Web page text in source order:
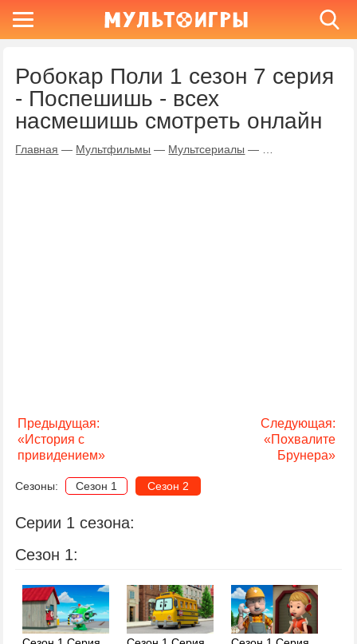
Робокар Поли 1 сезон 7 серия
- Поспешишь - всех
насмешишь смотреть онлайн
Главная — Мультфильмы — Мультсериалы —
Предыдущая:
«История с
привидением»
Следующая:
«Похвалите
Брунера»
Сезоны: Сезон 1 Сезон 2
Серии 1 сезона:
Сезон 1: